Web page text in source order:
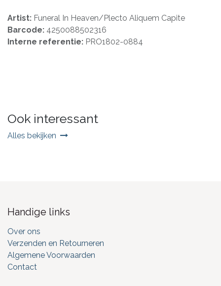
Artist: Funeral In Heaven/Plecto Aliquem Capite
Barcode: 4250088502316
Interne referentie: PRO1802-0884
Ook interessant
Alles bekijken
Handige links
Over ons
Verzenden en Retourneren
Algemene Voorwaarden
Contact